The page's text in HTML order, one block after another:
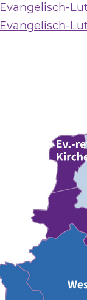
Evangelisch-
Evangelisch-